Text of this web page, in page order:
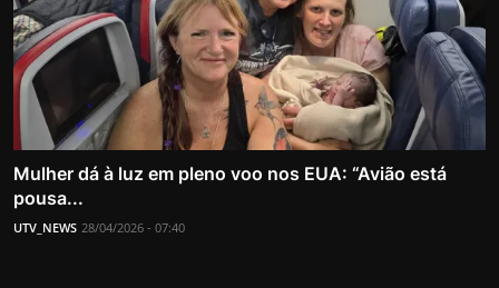
Mulher dá à luz em pleno voo nos EUA: “Avião está
pousa...
UTV_NEWS 28/04/2026 - 07:40